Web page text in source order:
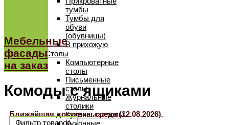
тумбы
Тумбы для
обуви
(обувницы)
В прихожую
Столы
Компьютерные
столы
Письменные
столы
Журнальные
столики
Кухонные столы
Кухонные
Мебельные
фасады
на заказ
Комоды с ящиками
Ближайшая доставка: среда (12.08.2026).
Фильтр товаров